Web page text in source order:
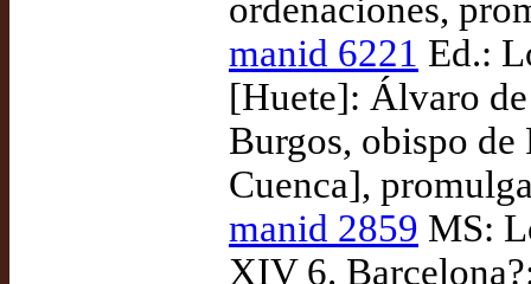
ordenaciones,
manid 6221 Ed.:
[Huete]: Álvaro
Burgos, obispo de
Cuenca],
manid 2859 MS:
XIV 6.